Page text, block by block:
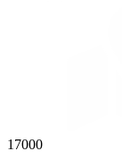
17000